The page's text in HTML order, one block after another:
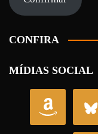
CONFIRA
MÍDIAS SOCIAL